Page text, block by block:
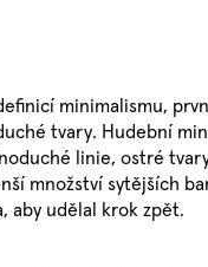
minimalismu,
tvary. Hudební
linie, ostré
množství sytějších
aby udělal krok zpět.